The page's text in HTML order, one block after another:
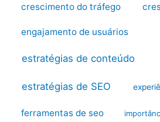
crescimento do tráfego
engajamento de usuários
estratégias de conteúdo
estratégias de SEO
ferramentas de seo